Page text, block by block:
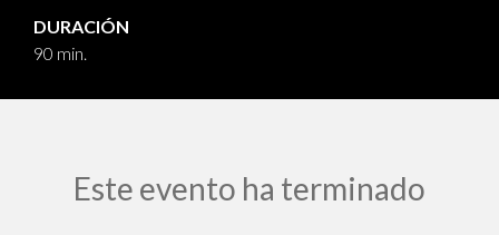
DURACIÓN
90 min.
Este evento ha terminado